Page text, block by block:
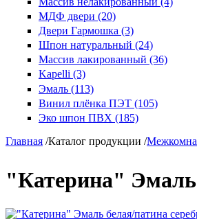
МДФ двери (20)
Двери Гармошка (3)
Шпон натуральный (24)
Массив лакированный (36)
Kapelli (3)
Эмаль (113)
Винил плёнка ПЭТ (105)
Эко шпон ПВХ (185)
Главная /Каталог продукции /
"Катерина"